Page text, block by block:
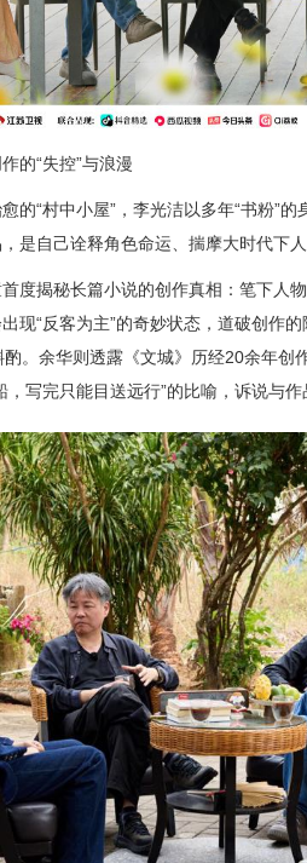
的“失控”与浪漫
的“村中小屋”，李光洁以多年“书粉”
是自己诠释角色命运、揣摩大时代下
度揭秘长篇小说的创作真相：笔下人
现“反客为主”的奇妙状态，道破创作
。余华则透露《文城》历经20余年创
，写完只能目送远行”的比喻，诉说与